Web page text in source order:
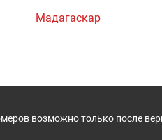
Мадагаскар
возможно только после